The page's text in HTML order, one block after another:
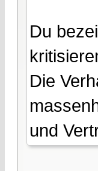
Du
Die
und